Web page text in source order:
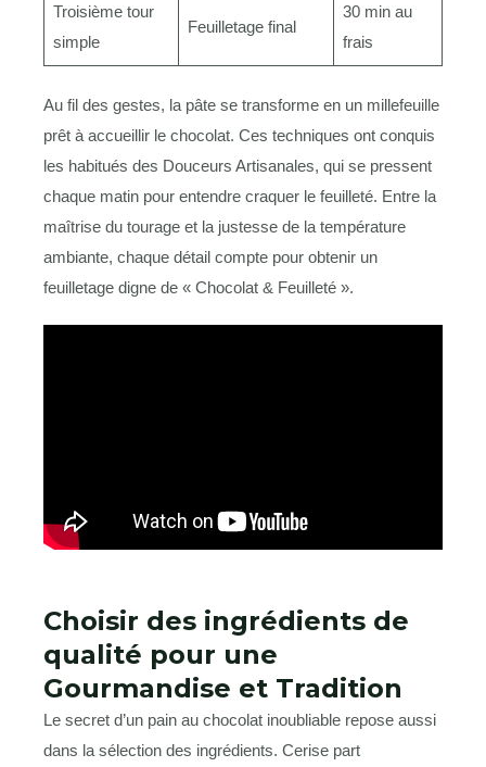
Troisième tour
simple
Feuilletage final
30 min au
frais
Au fil des gestes, la pâte se transforme en un millefeuille
prêt à accueillir le chocolat. Ces techniques ont conquis
les habitués des Douceurs Artisanales, qui se pressent
chaque matin pour entendre craquer le feuilleté. Entre la
maîtrise du tourage et la justesse de la température
ambiante, chaque détail compte pour obtenir un
feuilletage digne de « Chocolat & Feuilleté ».
Choisir des ingrédients de
qualité pour une
Gourmandise et Tradition
Le secret d’un pain au chocolat inoubliable repose aussi
dans la sélection des ingrédients. Cerise part